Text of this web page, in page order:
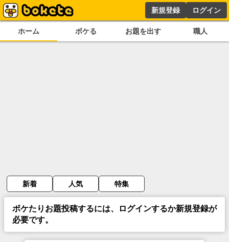
新規登録 ログイン
ホーム ボケる お題を出す 職人
新着 人気 特集
ボケたりお題投稿するには、ログインするか新規登録が
必要です。